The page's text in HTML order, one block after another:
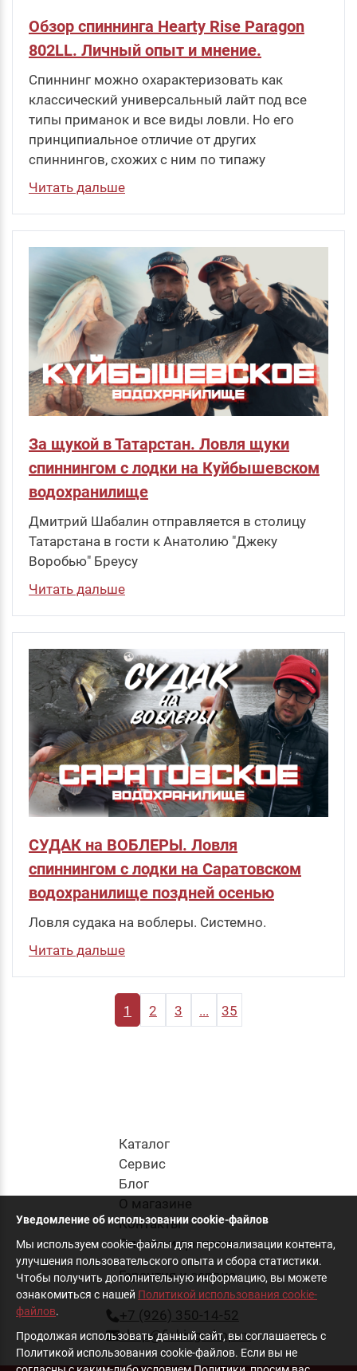
Обзор спиннинга Hearty Rise Paragon
802LL. Личный опыт и мнение.
Спиннинг можно охарактеризовать как
классический универсальный лайт под все
типы приманок и все виды ловли. Но его
принципиальное отличие от других
спиннингов, схожих с ним по типажу
Читать дальше
За щукой в Татарстан. Ловля щуки
спиннингом с лодки на Куйбышевском
водохранилище
Дмитрий Шабалин отправляется в столицу
Татарстана в гости к Анатолию "Джеку
Воробью" Бреусу
Читать дальше
СУДАК на ВОБЛЕРЫ. Ловля
спиннингом с лодки на Саратовском
водохранилище поздней осенью
Ловля судака на воблеры. Системно.
Читать дальше
1 2 3 ... 35
Каталог
Cервис
Блог
О магазине
Контакты
Оплата и доставка
Гарантия и сервис
+7 (926) 350-14-52
shop@fishing-shop.ru
Уведомление об использовании cookie-файлов
Мы используем cookie-файлы для персонализации контента,
улучшения пользовательского опыта и сбора статистики.
Чтобы получить дополнительную информацию, вы можете
ознакомиться с нашей Политикой использования cookie-
файлов.
Продолжая использовать данный сайт, вы соглашаетесь с
Политикой использования cookie-файлов. Если вы не